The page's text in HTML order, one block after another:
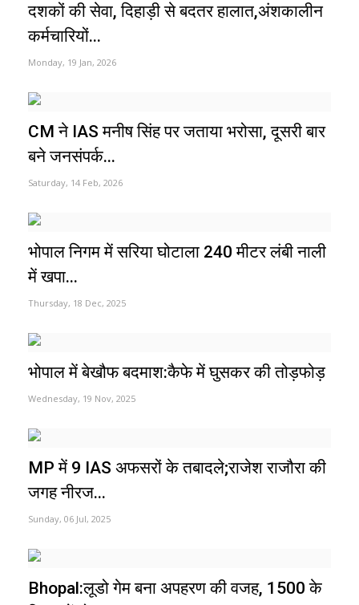
दशकों की सेवा, दिहाड़ी से बदतर हालात,अंशकालीन
कर्मचारियों...
Monday, 19 Jan, 2026
CM ने IAS मनीष सिंह पर जताया भरोसा, दूसरी बार
बने जनसंपर्क...
Saturday, 14 Feb, 2026
भोपाल निगम में सरिया घोटाला 240 मीटर लंबी नाली
में खपा...
Thursday, 18 Dec, 2025
भोपाल में बेखौफ बदमाश:कैफे में घुसकर की तोड़फोड़
Wednesday, 19 Nov, 2025
MP में 9 IAS अफसरों के तबादले;राजेश राजौरा की
जगह नीरज...
Sunday, 06 Jul, 2025
Bhopal:लूडो गेम बना अपहरण की वजह, ₹1500 के